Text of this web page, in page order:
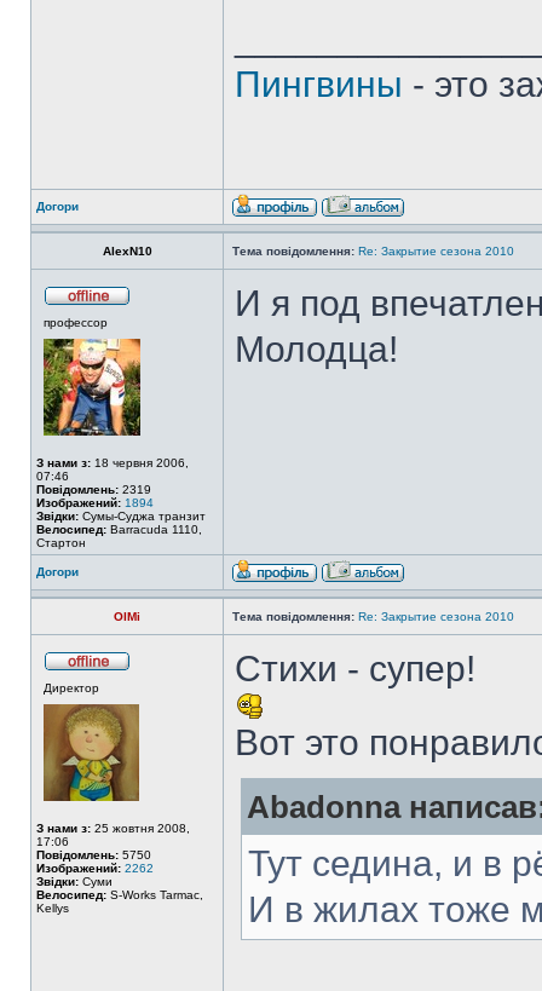
Пингвины - это
Догори
AlexN10 Тема повідомлення: Re: Закрытие сезона 2010
профессор
З нами з: 18 червня 2006,
07:46
Повідомлень: 2319
Изображений: 1894
Звідки: Сумы-Суджа транзит
Велосипед: Barracuda 1110,
Стартон
И я под
Молодца!
Догори
OlMi Тема повідомлення: Re: Закрытие сезона 2010
Директор
З нами з: 25 жовтня 2008,
17:06
Повідомлень: 5750
Изображений: 2262
Звідки: Суми
Велосипед: S-Works Tarmac,
Kellys
Стихи - супер!
Вот это
Abadonna
Тут седина, и в
И в жилах тоже